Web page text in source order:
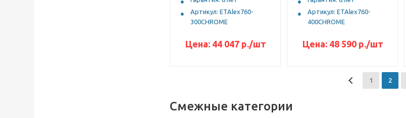
Артикул: ETAlex760-
300CHROME
Цена: 44 047 р./шт
Артикул: ETAlex760-
400CHROME
Цена: 48 590 р./шт
1 2
Смежные категории